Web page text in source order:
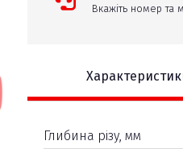
Вкажіть номер та
Глибина різу, мм